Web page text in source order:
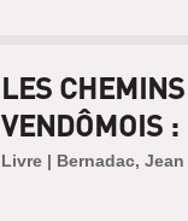
LES
VENDÔMOIS :
Livre | Bernadac,